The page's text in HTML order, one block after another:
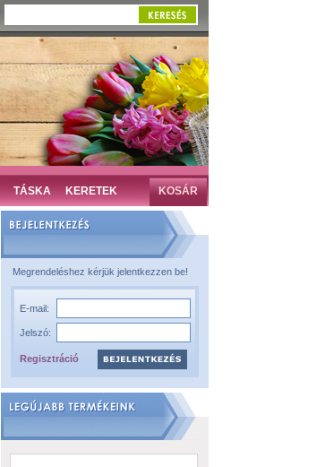
TÁSKA KERETEK KOSÁR
Megrendeléshez kérjük jelentkezzen be!
E-mail:
Jelszó:
Regisztráció